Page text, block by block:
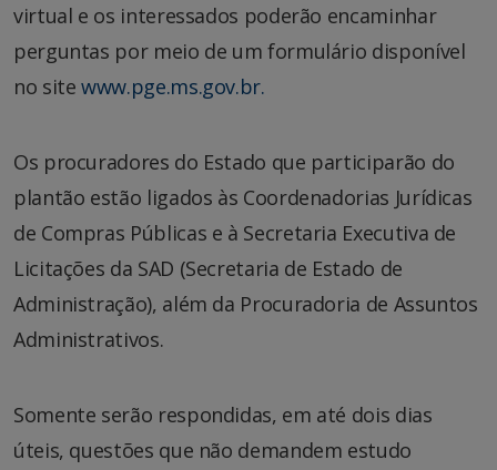
virtual e os interessados poderão encaminhar
perguntas por meio de um formulário disponível
no sitewww.pge.ms.gov.br.
Os procuradores do Estado que participarão do
plantão estão ligados às Coordenadorias Jurídicas
de Compras Públicas e à Secretaria Executiva de
Licitações da SAD (Secretaria de Estado de
Administração), além da Procuradoria de Assuntos
Administrativos.
Somente serão respondidas, em até dois dias
úteis, questões que não demandem estudo